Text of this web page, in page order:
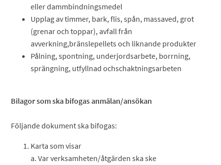
eller dammbindningsmedel
Upplag av timmer, bark, flis, spån, massaved, grot
(grenar och toppar), avfall från
avverkning,bränslepellets och liknande produkter
Pålning, spontning, underjordsarbete, borrning,
sprängning, utfyllnad ochschaktningsarbeten
Bilagor som ska bifogas anmälan/ansökan
Följande dokument ska bifogas:
Karta som visar
a. Var verksamheten/åtgärden ska ske